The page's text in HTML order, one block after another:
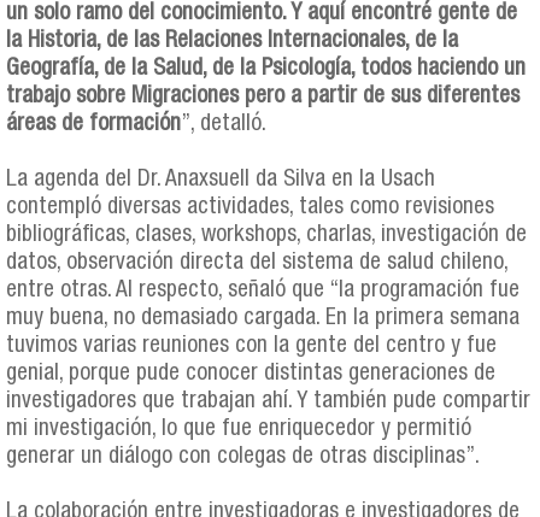
un solo ramo del conocimiento. Y aquí encontré gente de
la Historia, de las Relaciones Internacionales, de la
Geografía, de la Salud, de la Psicología, todos haciendo un
trabajo sobre Migraciones pero a partir de sus diferentes
áreas de formación”, detalló.
La agenda del Dr. Anaxsuell da Silva en la Usach
contempló diversas actividades, tales como revisiones
bibliográficas, clases, workshops, charlas, investigación de
datos, observación directa del sistema de salud chileno,
entre otras. Al respecto, señaló que “la programación fue
muy buena, no demasiado cargada. En la primera semana
tuvimos varias reuniones con la gente del centro y fue
genial, porque pude conocer distintas generaciones de
investigadores que trabajan ahí. Y también pude compartir
mi investigación, lo que fue enriquecedor y permitió
generar un diálogo con colegas de otras disciplinas”.
La colaboración entre investigadoras e investigadores de